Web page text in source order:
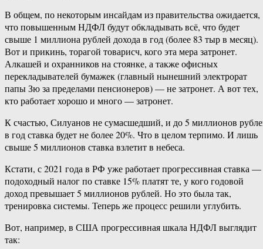
В общем, по некоторым инсайдам из правительства ожидается,
что повышенным НДФЛ будут обкладывать всё, что будет
свыше 1 миллиона рублей дохода в год (более 83 тыр в месяц).
Вот и прикинь, торагой товарисч, кого эта мера затронет.
Алкашей и охранников на стоянке, а также офисных
перекладывателей бумажек (главный нынешний электрорат
папы Зю за пределами пенсионеров) — не затронет. А вот тех,
кто работает хорошо и много — затронет.
К счастью, Силуанов не сумасшедший, и до 5 миллионов
в год ставка будет не более 20%. Что в целом терпимо. И лишь
свыше 5 миллионов ставка взлетит в небеса.
Кстати, с 2021 года в РФ уже работает прогрессивная ставка —
подоходный налог по ставке 15% платят те, у кого годовой
доход превышает 5 миллионов рублей. Но это была так,
тренировка системы. Теперь же процесс решили углубить.
Вот, например, в США прогрессивная шкала НДФЛ выглядит
так: